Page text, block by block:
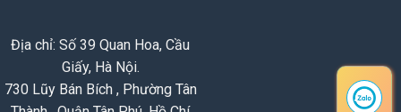
Địa chỉ: Số 39 Quan Hoa, Cầu
Giấy, Hà Nội.
730 Lũy Bán Bích , Phường Tân